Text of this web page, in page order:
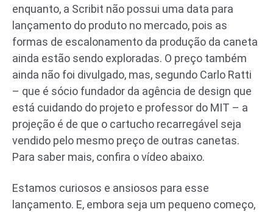
enquanto, a Scribit não possui uma data para
lançamento do produto no mercado, pois as
formas de escalonamento da produção da caneta
ainda estão sendo exploradas. O preço também
ainda não foi divulgado, mas, segundo Carlo Ratti
– que é sócio fundador da agência de design que
está cuidando do projeto e professor do MIT – a
projeção é de que o cartucho recarregável seja
vendido pelo mesmo preço de outras canetas.
Para saber mais, confira o vídeo abaixo.
Estamos curiosos e ansiosos para esse
lançamento. E, embora seja um pequeno começo,